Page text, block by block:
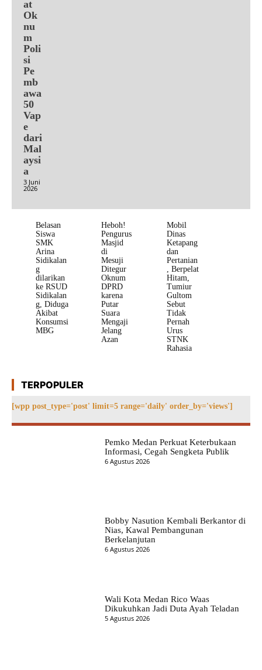
at
Ok
nu
m
Poli
si
Pe
mb
awa
50
Vap
e
dari
Mal
aysi
a
3 Juni
2026
Belasan
Siswa
SMK
Arina
Sidikalan
g
dilarikan
ke RSUD
Sidikalan
g, Diduga
Akibat
Konsumsi
MBG
Heboh!
Pengurus
Masjid
di
Mesuji
Ditegur
Oknum
DPRD
karena
Putar
Suara
Mengaji
Jelang
Azan
Mobil
Dinas
Ketapang
dan
Pertanian
, Berpelat
Hitam,
Tumiur
Gultom
Sebut
Tidak
Pernah
Urus
STNK
Rahasia
TERPOPULER
[wpp post_type='post' limit=5 range='daily' order_by='views']
Pemko Medan Perkuat Keterbukaan
Informasi, Cegah Sengketa Publik
6 Agustus 2026
Bobby Nasution Kembali Berkantor di
Nias, Kawal Pembangunan
Berkelanjutan
6 Agustus 2026
Wali Kota Medan Rico Waas
Dikukuhkan Jadi Duta Ayah Teladan
5 Agustus 2026